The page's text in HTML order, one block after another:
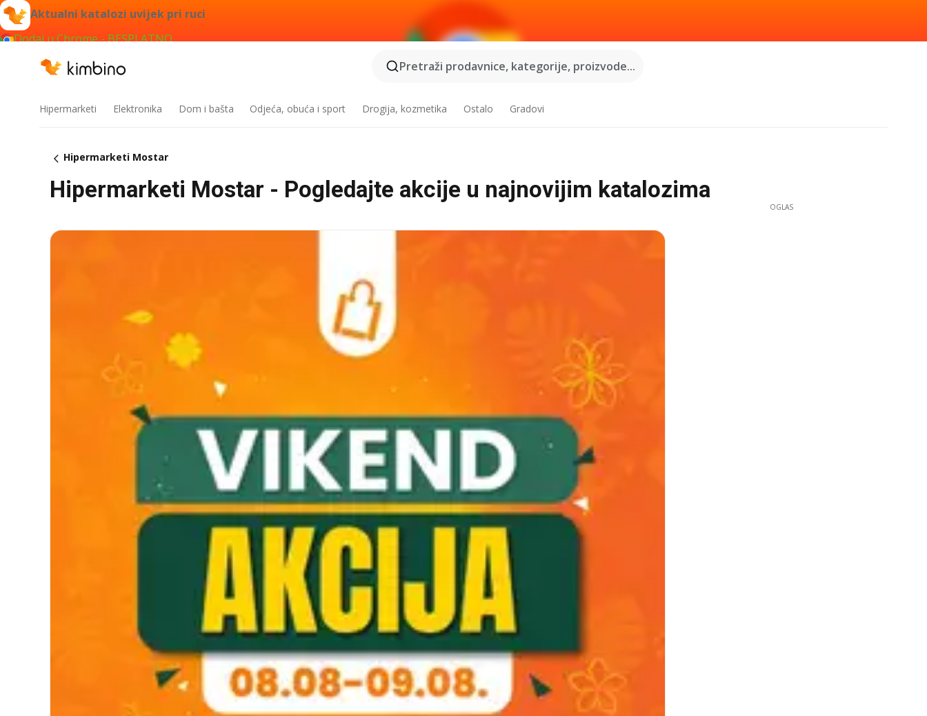
Aktualni katalozi uvijek pri ruci
Dodaj u Chrome - BESPLATNO
Pretraži prodavnice, kategorije, proizvode...
Hipermarketi Elektronika Dom i bašta Odjeća, obuća i sport Drogija, kozmetika Ostalo Gradovi
Hipermarketi Mostar
Hipermarketi Mostar - Pogledajte akcije u najnovijim katalozima
OGLAS